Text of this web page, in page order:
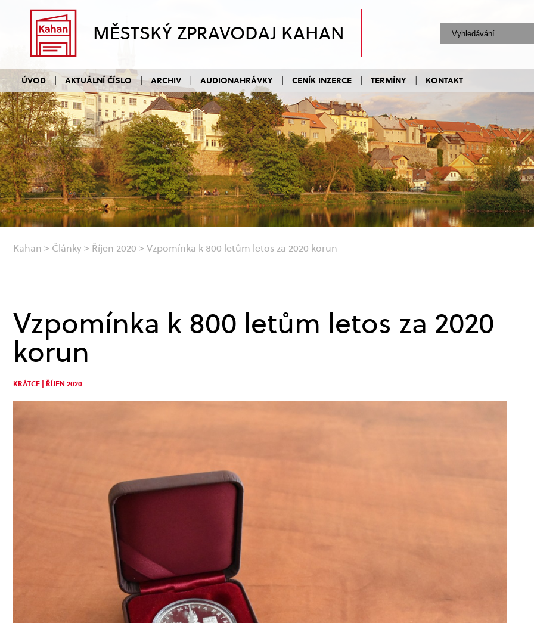
MĚSTSKÝ ZPRAVODAJ KAHAN
ÚVOD AKTUÁLNÍ ČÍSLO ARCHIV AUDIONAHRÁVKY CENÍK INZERCE TERMÍNY KONTAKT
Kahan > Články> Říjen 2020 >Vzpomínka k 800 letům letos za 2020 korun
Vzpomínka k 800 letům letos za 2020
korun
KRÁTCE | ŘÍJEN 2020